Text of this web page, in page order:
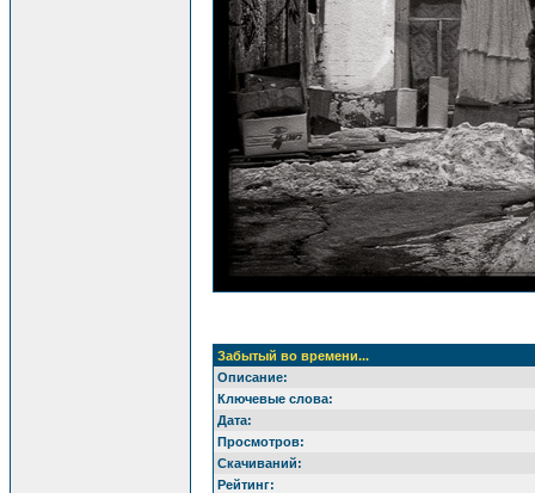
Забытый во времени...
Описание:
Ключевые слова:
Дата:
Просмотров:
Скачиваний:
Рейтинг: